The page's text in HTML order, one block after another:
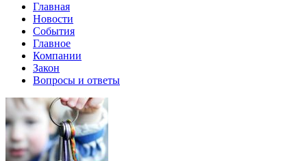
Главная
Новости
События
Главное
Компании
Закон
Вопросы и ответы